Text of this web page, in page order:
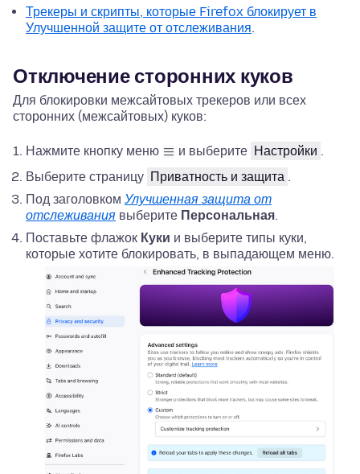
Трекеры и скрипты, которые Firefox блокирует в
Улучшенной защите от отслеживания.
Отключение сторонних куков
Для блокировки межсайтовых трекеров или всех
сторонних (межсайтовых) куков:
Нажмите кнопку меню и выберите Настройки .
Выберите страницу Приватность и защита .
Под заголовком Улучшенная защита от
отслеживания выберите Персональная.
Поставьте флажок Куки и выберите типы куки,
которые хотите блокировать, в выпадающем меню.